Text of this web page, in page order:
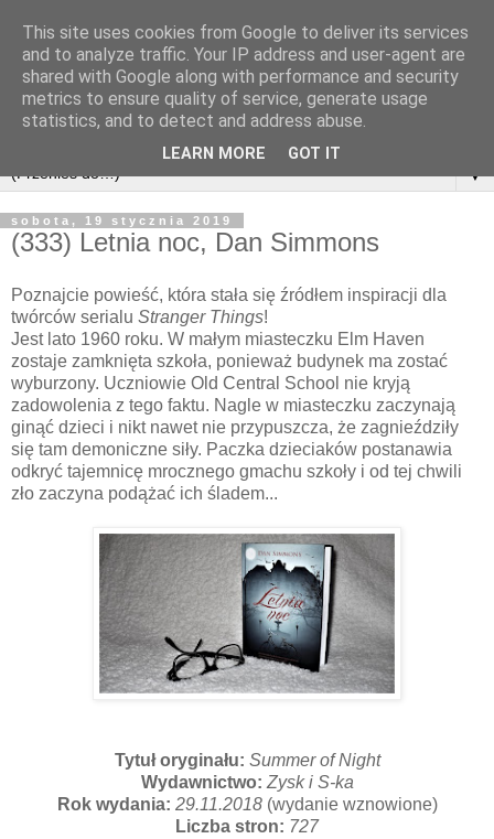
▼
sobota, 19 stycznia 2019
(333) Letnia noc, Dan Simmons
Poznajcie powieść, która stała się źródłem inspiracji dla
twórców serialu Stranger Things!
Jest lato 1960 roku. W małym miasteczku Elm Haven
zostaje zamknięta szkoła, ponieważ budynek ma zostać
wyburzony. Uczniowie Old Central School nie kryją
zadowolenia z tego faktu. Nagle w miasteczku zaczynają
ginąć dzieci i nikt nawet nie przypuszcza, że zagnieździły
się tam demoniczne siły. Paczka dzieciaków postanawia
odkryć tajemnicę mrocznego gmachu szkoły i od tej chwili
zło zaczyna podążać ich śladem...
Tytuł oryginału: Summer of Night
Wydawnictwo: Zysk i S-ka
Rok wydania: 29.11.2018 (wydanie wznowione)
Liczba stron: 727
This site uses cookies from Google to deliver its services
and to analyze traffic. Your IP address and user-agent are
shared with Google along with performance and security
metrics to ensure quality of service, generate usage
statistics, and to detect and address abuse.
LEARN MORE GOT IT